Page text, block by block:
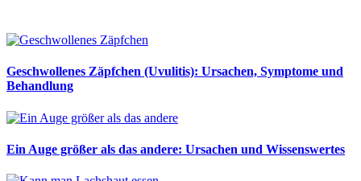
Geschwollenes Zäpfchen (Uvulitis): Ursachen, Symptome und
Behandlung
Ein Auge größer als das andere: Ursachen und Wissenswertes